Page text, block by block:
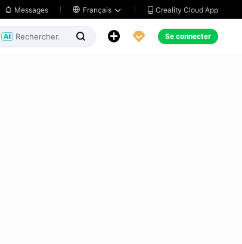
 Messages  Français   Creality Cloud App
   Se connecter